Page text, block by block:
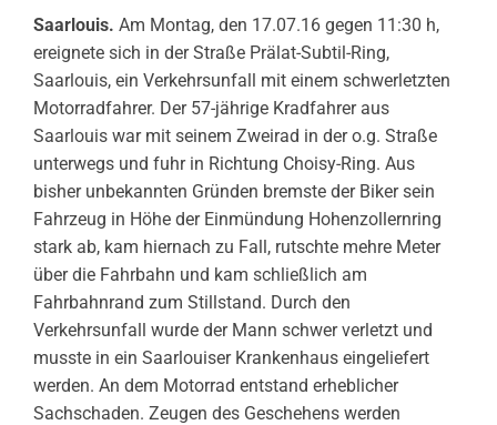
Saarlouis. Am Montag, den 17.07.16 gegen 11:30 h,
ereignete sich in der Straße Prälat-Subtil-Ring,
Saarlouis, ein Verkehrsunfall mit einem schwerletzten
Motorradfahrer. Der 57-jährige Kradfahrer aus
Saarlouis war mit seinem Zweirad in der o.g. Straße
unterwegs und fuhr in Richtung Choisy-Ring. Aus
bisher unbekannten Gründen bremste der Biker sein
Fahrzeug in Höhe der Einmündung Hohenzollernring
stark ab, kam hiernach zu Fall, rutschte mehre Meter
über die Fahrbahn und kam schließlich am
Fahrbahnrand zum Stillstand. Durch den
Verkehrsunfall wurde der Mann schwer verletzt und
musste in ein Saarlouiser Krankenhaus eingeliefert
werden. An dem Motorrad entstand erheblicher
Sachschaden. Zeugen des Geschehens werden